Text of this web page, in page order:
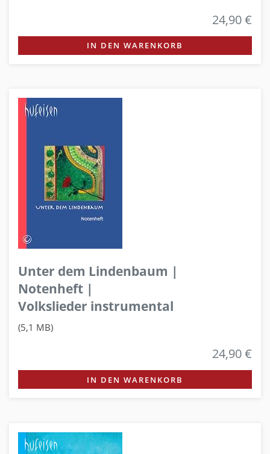
24,90 €
IN DEN WARENKORB
Unter dem Lindenbaum |
Notenheft |
Volkslieder instrumental
(5,1 MB)
24,90 €
IN DEN WARENKORB